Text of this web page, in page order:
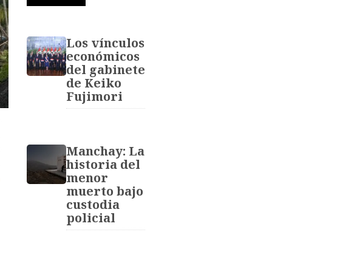
Los vínculos
económicos
del gabinete
de Keiko
Fujimori
Manchay: La
historia del
menor
muerto bajo
custodia
policial